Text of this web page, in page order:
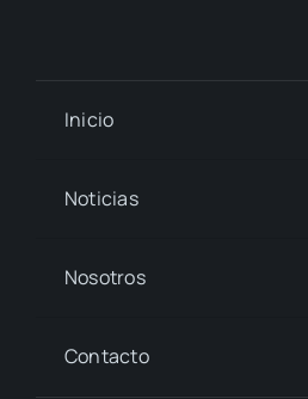
Inicio
Noticias
Nosotros
Contacto